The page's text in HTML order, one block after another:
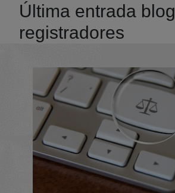
Última entrada blog
registradores